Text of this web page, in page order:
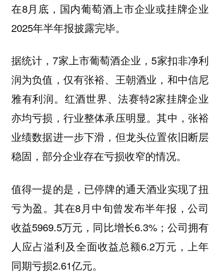
在8月底，国内葡萄酒上市企业或挂牌企业
2025年半年报披露完毕。
据统计，7家上市葡萄酒企业，5家扣非净利
润为负值，仅有张裕、王朝酒业，和中信尼
雅有利润。红酒世界、法赛特2家挂牌企业
亦均亏损，行业整体承压明显。其中，张裕
业绩数据进一步下滑，但龙头位置依旧断层
稳固，部分企业存在亏损收窄的情况。
值得一提的是，已停牌的通天酒业实现了扭
亏为盈。其在8月中旬曾发布半年报，公司
收益5969.5万元，同比增长6.3%；公司拥有
人应占溢利及全面收益总额6.2万元，上年
同期亏损2.61亿元。